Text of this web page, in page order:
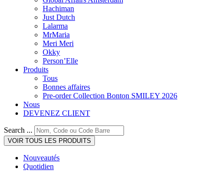
Hachiman
Just Dutch
Lalarma
MrMaria
Meri Meri
Okky
Person’Elle
Produits
Tous
Bonnes affaires
Pre-order Collection Bonton SMILEY 2026
Nous
DEVENEZ CLIENT
Search ...
VOIR TOUS LES PRODUITS
Nouveautés
Quotidien